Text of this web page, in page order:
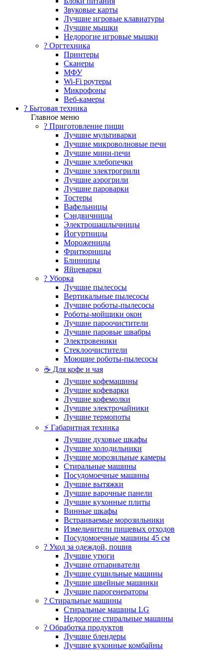
Звуковые карты
Лучшие игровые клавиатуры
Лучшие мышки
Недорогие игровые мышки
?️ Оргтехника
Принтеры
Сканеры
МФУ
Wi-Fi роутеры
Микрофоны
Веб-камеры
? Бытовая техника
Главное меню
? Приготовление пищи
Лучшие мультиварки
Лучшие микроволновые печи
Лучшие мини-печи
Лучшие хлебопечки
Лучшие электрогрили
Лучшие аэрогрили
Лучшие пароварки
Тостеры
Вафельницы
Сэндвичницы
Электрошашлычницы
Йогуртницы
Мороженицы
Фритюрницы
Блинницы
Яйцеварки
? Уборка
Лучшие пылесосы
Вертикальные пылесосы
Лучшие роботы-пылесосы
Роботы-мойщики окон
Лучшие пароочистители
Лучшие паровые швабры
Электровеники
Стеклоочистители
Моющие роботы-пылесосы
☕ Для кофе и чая
Лучшие кофемашины
Лучшие кофеварки
Лучшие кофемолки
Лучшие электрочайники
Лучшие термопоты
⚡ Габаритная техника
Лучшие духовые шкафы
Лучшие холодильники
Лучшие морозильные камеры
Стиральные машины
Посудомоечные машины
Лучшие вытяжки
Лучшие варочные панели
Лучшие кухонные плиты
Винные шкафы
Встраиваемые морозильники
Измельчители пищевых отходов
Посудомоечные машины 45 см
? Уход за одеждой, пошив
Лучшие утюги
Лучшие отпариватели
Лучшие сушильные машины
Лучшие швейные машинки
Лучшие парогенераторы
? Стиральные машины
Стиральные машины LG
Недорогие стиральные машины
? Обработка продуктов
Лучшие блендеры
Лучшие кухонные комбайны